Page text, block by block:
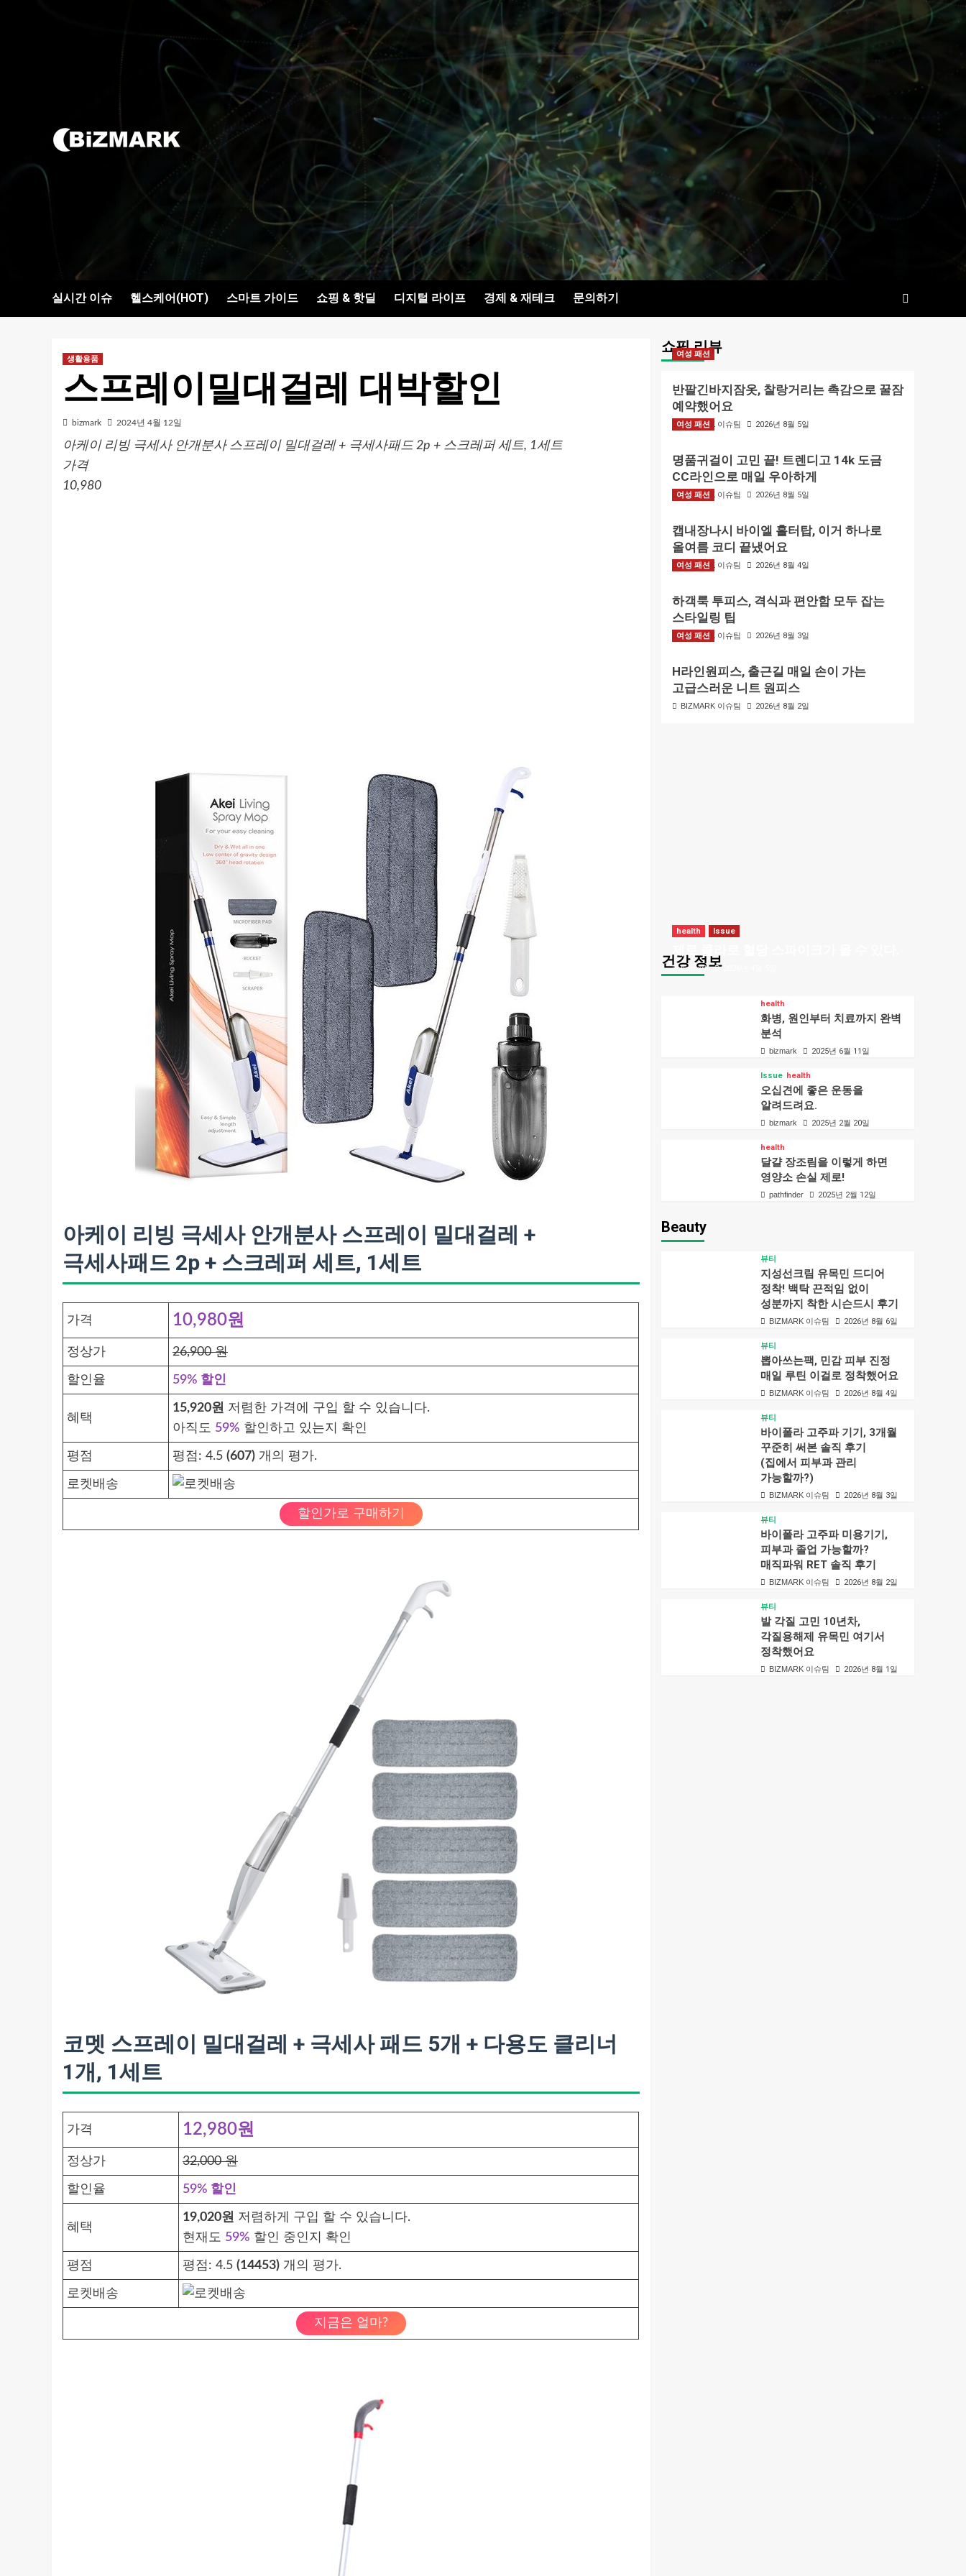
실시간 이슈 헬스케어(HOT) 스마트 가이드 쇼핑 & 핫딜 디지털 라이프 경제 & 재테크 문의하기
생활용품
스프레이밀대걸레 대박할인
bizmark 2024년 4월 12일
아케이 리빙 극세사 안개분사 스프레이 밀대걸레 + 극세사패드 2p + 스크레퍼 세트, 1세트
가격
10,980
아케이 리빙 극세사 안개분사 스프레이 밀대걸레 +
극세사패드 2p + 스크레퍼 세트, 1세트
가격 10,980원
정상가 26,900 원
할인율 59% 할인
혜택
15,920원 저렴한 가격에 구입 할 수 있습니다.
아직도 59% 할인하고 있는지 확인
평점 평점: 4.5 (607) 개의 평가.
로켓배송
할인가로 구매하기
코멧 스프레이 밀대걸레 + 극세사 패드 5개 + 다용도 클리너
1개, 1세트
가격 12,980원
정상가 32,000 원
할인율 59% 할인
혜택
19,020원 저렴하게 구입 할 수 있습니다.
현재도 59% 할인 중인지 확인
평점 평점: 4.5 (14453) 개의 평가.
로켓배송
지금은 얼마?
쇼핑 리뷰
여성 패션
반팔긴바지잠옷, 찰랑거리는 촉감으로 꿀잠
예약했어요
BIZMARK 이슈팀 2026년 8월 5일
여성 패션
명품귀걸이 고민 끝! 트렌디고 14k 도금
CC라인으로 매일 우아하게
BIZMARK 이슈팀 2026년 8월 5일
여성 패션
캡내장나시 바이엘 홀터탑, 이거 하나로
올여름 코디 끝냈어요
BIZMARK 이슈팀 2026년 8월 4일
여성 패션
하객룩 투피스, 격식과 편안함 모두 잡는
스타일링 팁
BIZMARK 이슈팀 2026년 8월 3일
여성 패션
H라인원피스, 출근길 매일 손이 가는
고급스러운 니트 원피스
BIZMARK 이슈팀 2026년 8월 2일
건강 정보
health Issue
bizmark
health
화병, 원인부터 치료까지 완벽
분석
bizmark 2025년 6월 11일
Issue health
오십견에 좋은 운동을
알려드려요.
bizmark 2025년 2월 20일
health
달걀 장조림을 이렇게 하면
영양소 손실 제로!
pathfinder 2025년 2월 12일
Beauty
뷰티
지성선크림 유목민 드디어
정착! 백탁 끈적임 없이
성분까지 착한 시슨드시 후기
BIZMARK 이슈팀 2026년 8월 6일
뷰티
뽑아쓰는팩, 민감 피부 진정
매일 루틴 이걸로 정착했어요
BIZMARK 이슈팀 2026년 8월 4일
뷰티
바이폴라 고주파 기기, 3개월
꾸준히 써본 솔직 후기
(집에서 피부과 관리
가능할까?)
BIZMARK 이슈팀 2026년 8월 3일
뷰티
바이폴라 고주파 미용기기,
피부과 졸업 가능할까?
매직파워 RET 솔직 후기
BIZMARK 이슈팀 2026년 8월 2일
뷰티
발 각질 고민 10년차,
각질용해제 유목민 여기서
정착했어요
BIZMARK 이슈팀 2026년 8월 1일